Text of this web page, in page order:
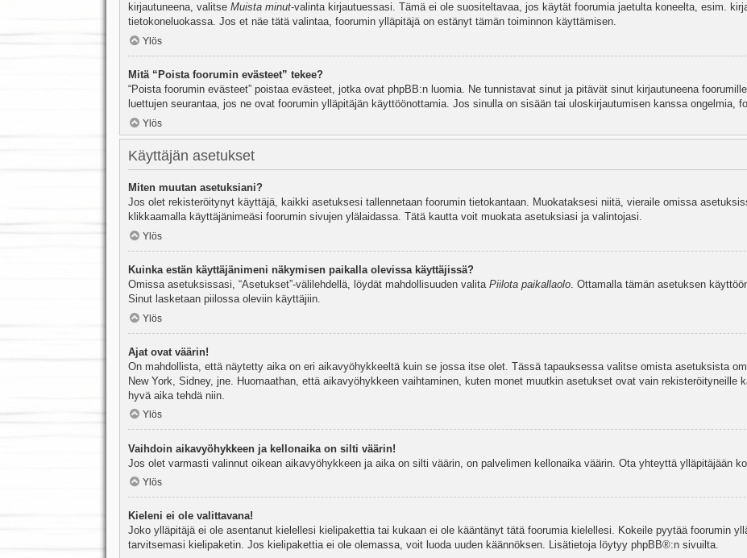
kirjautuneena, valitse Muista minut-valinta kirjautuessasi. Tämä ei ole suositeltavaa, jos käytät foorumia jaetulta koneelta, esim.
tietokoneluokassa. Jos et näe tätä valintaa, foorumin ylläpitäjä on estänyt tämän toiminnon käyttämisen.
Ylös
Mitä “Poista foorumin evästeet” tekee?
“Poista foorumin evästeet” poistaa evästeet, jotka ovat phpBB:n luomia. Ne tunnistavat sinut ja pitävät sinut kirjautuneena
luettujen seurantaa, jos ne ovat foorumin ylläpitäjän käyttöönottamia. Jos sinulla on sisään tai uloskirjautumisen kanssa ongelmia,
Ylös
Käyttäjän asetukset
Miten muutan asetuksiani?
Jos olet rekisteröitynyt käyttäjä, kaikki asetuksesi tallennetaan foorumin tietokantaan. Muokataksesi niitä, vieraile omissa
klikkaamalla käyttäjänimeäsi foorumin sivujen ylälaidassa. Tätä kautta voit muokata asetuksiasi ja valintojasi.
Ylös
Kuinka estän käyttäjänimeni näkymisen paikalla olevissa käyttäjissä?
Omissa asetuksissasi, “Asetukset”-välilehdellä, löydät mahdollisuuden valita Piilota paikallaolo. Ottamalla tämän asetuksen
Sinut lasketaan piilossa oleviin käyttäjiin.
Ylös
Ajat ovat väärin!
On mahdollista, että näytetty aika on eri aikavyöhykkeeltä kuin se jossa itse olet. Tässä tapauksessa valitse omista asetuksista
New York, Sidney, jne. Huomaathan, että aikavyöhykkeen vaihtaminen, kuten monet muutkin asetukset ovat vain
hyvä aika tehdä niin.
Ylös
Vaihdoin aikavyöhykkeen ja kellonaika on silti väärin!
Jos olet varmasti valinnut oikean aikavyöhykkeen ja aika on silti väärin, on palvelimen kellonaika väärin. Ota yhteyttä ylläpitäjään
Ylös
Kieleni ei ole valittavana!
Joko ylläpitäjä ei ole asentanut kielellesi kielipakettia tai kukaan ei ole kääntänyt tätä foorumia kielellesi. Kokeile pyytää foorumin
tarvitsemasi kielipaketin. Jos kielipakettia ei ole olemassa, voit luoda uuden käännöksen. Lisätietoja löytyy phpBB®:n sivuilta.